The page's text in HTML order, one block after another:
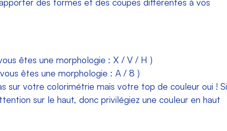
êtes une morphologie : X / V / H )
êtes une morphologie : A / 8 )
sur votre colorimétrie mais votre top de couleur oui ! Si
sur le haut, donc privilégiez une couleur en haut